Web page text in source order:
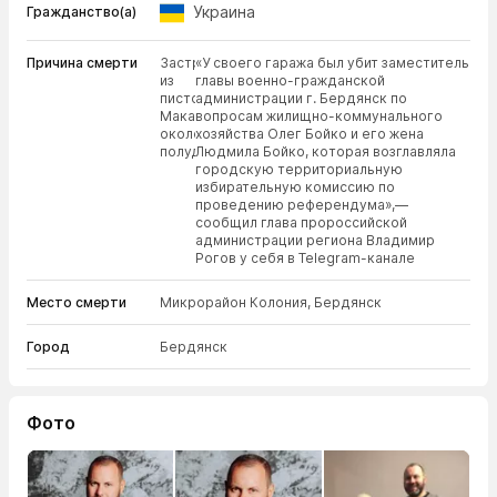
Гражданство(а) Украина
Причина смерти
Застрелен
из
пистолета
Макарова
около
полудня.
«У своего гаража был убит заместитель
главы военно-гражданской
администрации г. Бердянск по
вопросам жилищно-коммунального
хозяйства Олег Бойко и его жена
Людмила Бойко, которая возглавляла
городскую территориальную
избирательную комиссию по
проведению референдума»,—
сообщил глава пророссийской
администрации региона Владимир
Рогов у себя в Telegram-канале
Место смерти Микрорайон Колония, Бердянск
Город Бердянск
Фото